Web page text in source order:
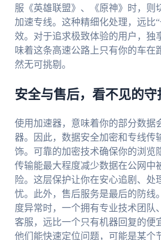
服《英雄联盟》、《原神》时，则
加速专线。这种精细化处理，远比
效。对于追求极致体验的用户，独
味着这条高速公路上只有你的车在
然无可挑剔。
安全与售后，看不见的守
使用加速器，意味着你的部分数据
器。因此，数据安全加密和专线传
饰。可靠的加密技术确保你的浏览
传输能最大程度减少数据在公网中
险。这层保护让你在安心追剧、处
忧。此外，售后服务是最后的防线
度异常时，一个拥有专业技术团队
客服，远比一个只有机器回复的便
他们能快速定位问题，可能是某个